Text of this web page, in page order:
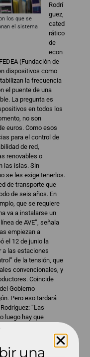
los que se
el sistema
Rodrí
guez,
cated
rático
de
econ
(Fundación de
dispositivos como
la frecuencia
el puente de una
La pregunta es
en todos los
no son
euros. Como esos
para el control de
de red,
renovables o
las islas. Sin
se les exige tenerlos.
de transporte que
de seis años. En
que se requiere
va a instalarse un
de AVE”, señala
empiezan a
el 12 de junio la
a las estaciones
de la tensión, que
convencionales, y
Coincide
Gobierno
Pero eso tardará
“Las
luego hay que